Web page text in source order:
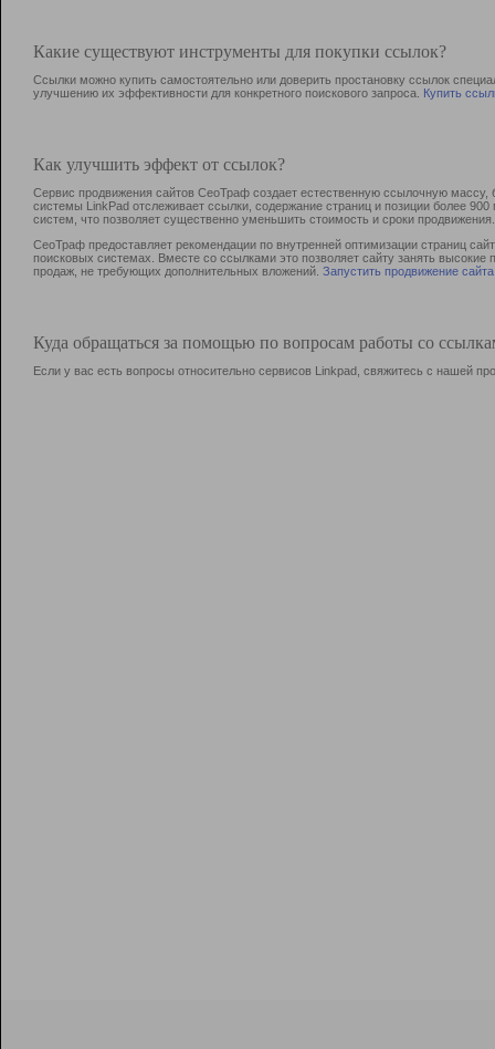
Какие существуют инструменты для покупки ссылок?
Ссылки можно купить самостоятельно или доверить простановку ссылок
улучшению их эффективности для конкретного поискового запроса. Купить
Как улучшить эффект от ссылок?
Сервис продвижения сайтов СеоТраф создает естественную ссылочную
системы LinkPad отслеживает ссылки, содержание страниц и позиции более
систем, что позволяет существенно уменьшить стоимость и сроки продвижения.
СеоТраф предоставляет рекомендации по внутренней оптимизации страниц
поисковых системах. Вместе со ссылками это позволяет сайту занять
продаж, не требующих дополнительных вложений. Запустить продвижение сайта
Куда обращаться за помощью по вопросам работы со
Если у вас есть вопросы относительно сервисов Linkpad, свяжитесь с нашей